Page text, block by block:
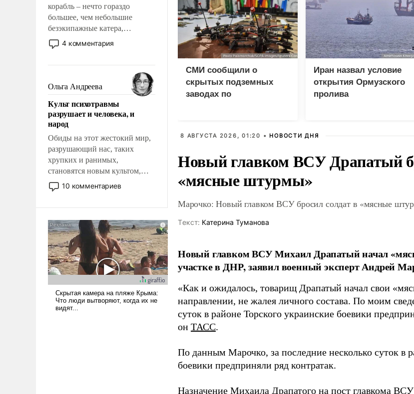
корабль – нечто гораздо
большее, чем небольшие
безэкипажные катера,
применение которых уже
стало обыденностью. Задача по
сложна и амбициозна. Однако
и ее реализация радикально
поднимет наши боевые
возможности.
4 комментария
Ольга Андреева
Культ психотравмы
разрушает и человека, и
народ
Обиды на этот жестокий мир,
разрушающий нас, таких
хрупких и ранимых,
становятся новым культом,
постепенно вытесняя и
отменяя традиционное
ударами судьбы, брать на себя
ответственность, помогать
слабым, идти вперед и
адаптироваться.
10 комментариев
СМИ сообщили о
скрытых подземных
заводах по
Иран назвал условие
открытия Ормузского
пролива
8 АВГУСТА 2026, 01:20 • НОВОСТИ ДНЯ
Новый главком ВСУ Драпатый
«мясные штурмы»
Марочко: Новый главком ВСУ бросил солдат в «мясные
Tекст: Катерина Туманова
Новый главком ВСУ Михаил Драпатый начал
участке в ДНР, заявил военный эксперт Андрей
«Как и ожидалось, товарищ Драпатый начал свои
направлении, не жалея личного состава. По моим
суток в районе Торского украинские боевики
он ТАСС.
По данным Марочко, за последние несколько суток в
боевики предприняли ряд контратак.
Назначение Михаила Драпатого на пост главкома